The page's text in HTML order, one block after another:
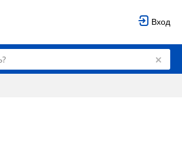
Вход